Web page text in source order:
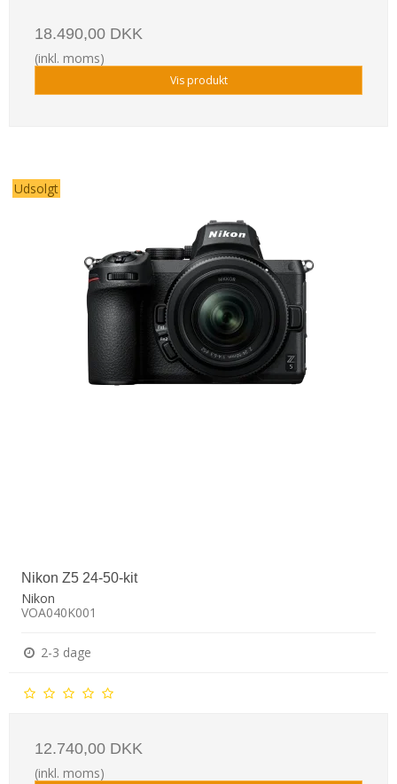
18.490,00 DKK
(inkl. moms)
Vis produkt
Udsolgt
Nikon Z5 24-50-kit
Nikon
VOA040K001
2-3 dage
12.740,00 DKK
(inkl. moms)